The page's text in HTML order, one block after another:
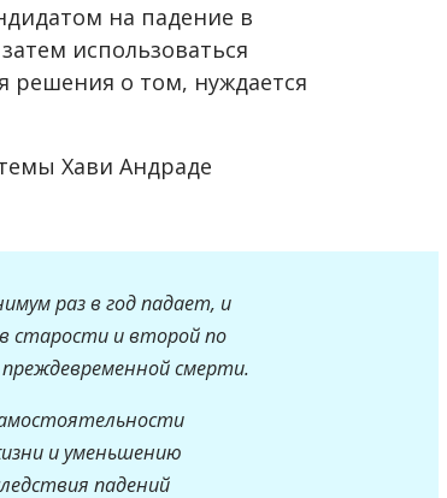
на падение в
использоваться
решения о том, нуждается
Хави Андраде
раз в год падает, и
старости и второй по
смерти.
и уменьшению
падений